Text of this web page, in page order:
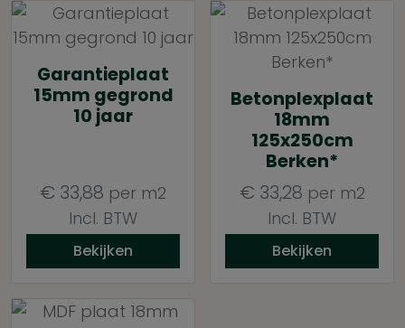
Garantieplaat
15mm gegrond
10 jaar
€ 33,88 per m2
Incl. BTW
Bekijken
Betonplexplaat
18mm
125x250cm
Berken*
€ 33,28 per m2
Incl. BTW
Bekijken